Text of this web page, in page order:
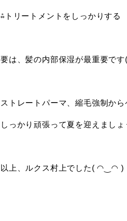
⁂トリートメントをしっかりする
要は、髪の内部保湿が最重要で
ストレートパーマ、縮毛強制か
しっかり頑張って夏を迎えましょ
以上、ルクス村上でした( ◠‿◠ )